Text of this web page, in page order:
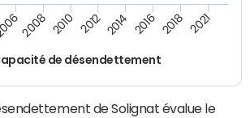
de désendettement
2008 2010 2012 2014 2016 2018 2021
de Solignat évalue le